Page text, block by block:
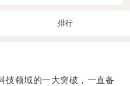
排行
领域的一大突破，一直备